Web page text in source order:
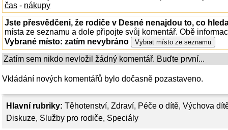
Hlavní rubriky: Těhotenství, Zdraví, Péče o dítě, Výchova
Diskuze, Služby pro rodiče, Speciály
čas - nákupy
Jste přesvědčeni, že rodiče v Desné nenajdou to, co
místa ze seznamu a dole připojte svůj komentář. Obě
Vybrané místo: zatím nevybráno
Zatím sem nikdo nevložil žádný komentář. Buďte první...
Vkládání nových komentářů bylo dočasně pozastaveno.